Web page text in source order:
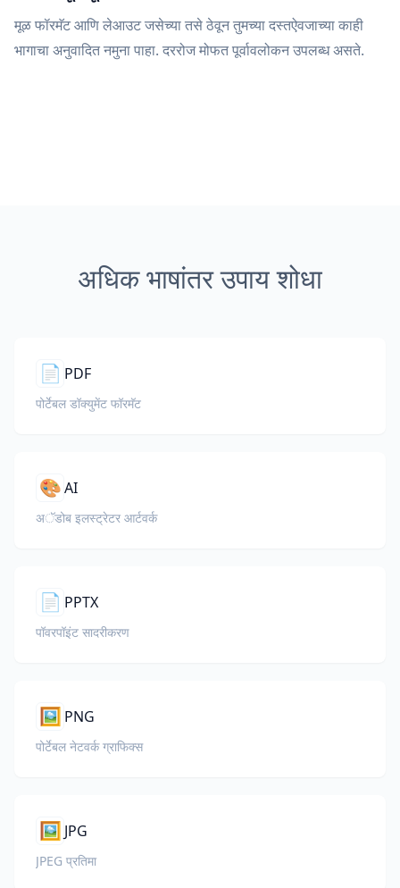
मूळ फॉरमॅट आणि लेआउट जसेच्या तसे ठेवून तुमच्या दस्तऐवजाच्या काही
भागाचा अनुवादित नमुना पाहा. दररोज मोफत पूर्वावलोकन उपलब्ध असते.
अधिक भाषांतर उपाय शोधा
📄 PDF
पोर्टेबल डॉक्युमेंट फॉरमॅट
🎨AI
अॅडोब इलस्ट्रेटर आर्टवर्क
📄 PPTX
पॉवरपॉइंट सादरीकरण
🖼️ PNG
पोर्टेबल नेटवर्क ग्राफिक्स
🖼️ JPG
JPEG प्रतिमा